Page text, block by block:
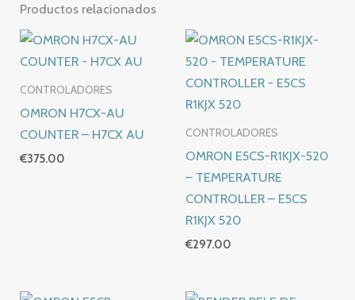
Productos relacionados
CONTROLADORES
OMRON H7CX-AU
COUNTER – H7CX AU
€375.00
CONTROLADORES
OMRON E5CS-R1KJX-520
– TEMPERATURE
CONTROLLER – E5CS
R1KJX 520
€297.00